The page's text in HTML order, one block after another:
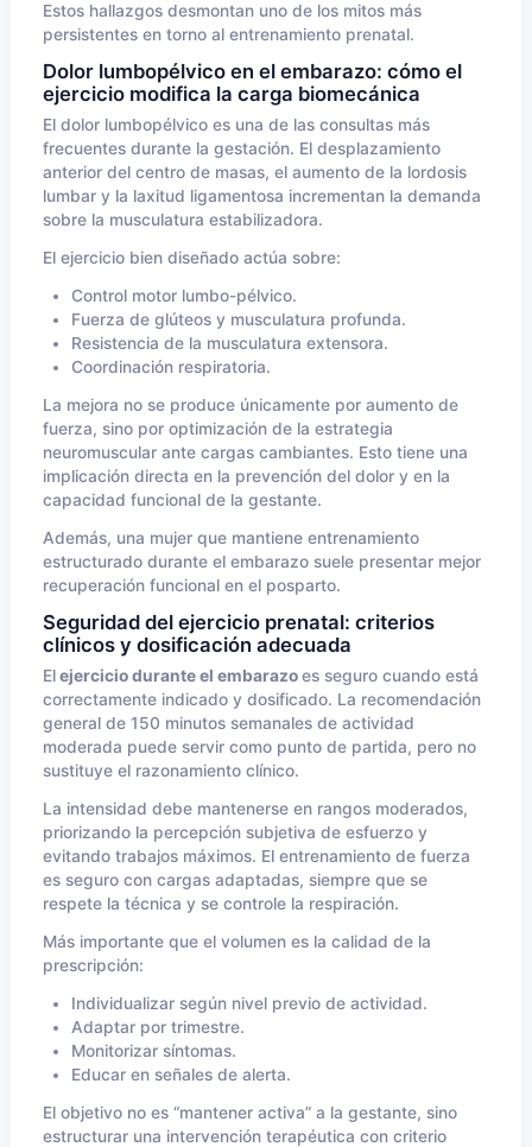
Estos hallazgos desmontan uno de los mitos más
persistentes en torno al entrenamiento prenatal.
Dolor lumbopélvico en el embarazo: cómo el
ejercicio modifica la carga biomecánica
El dolor lumbopélvico es una de las consultas más
frecuentes durante la gestación. El desplazamiento
anterior del centro de masas, el aumento de la lordosis
lumbar y la laxitud ligamentosa incrementan la demanda
sobre la musculatura estabilizadora.
El ejercicio bien diseñado actúa sobre:
Control motor lumbo-pélvico.
Fuerza de glúteos y musculatura profunda.
Resistencia de la musculatura extensora.
Coordinación respiratoria.
La mejora no se produce únicamente por aumento de
fuerza, sino por optimización de la estrategia
neuromuscular ante cargas cambiantes. Esto tiene una
implicación directa en la prevención del dolor y en la
capacidad funcional de la gestante.
Además, una mujer que mantiene entrenamiento
estructurado durante el embarazo suele presentar mejor
recuperación funcional en el posparto.
Seguridad del ejercicio prenatal: criterios
clínicos y dosificación adecuada
Elejercicio durante el embarazoes seguro cuando está
correctamente indicado y dosificado. La recomendación
general de 150 minutos semanales de actividad
moderada puede servir como punto de partida, pero no
sustituye el razonamiento clínico.
La intensidad debe mantenerse en rangos moderados,
priorizando la percepción subjetiva de esfuerzo y
evitando trabajos máximos. El entrenamiento de fuerza
es seguro con cargas adaptadas, siempre que se
respete la técnica y se controle la respiración.
Más importante que el volumen es la calidad de la
prescripción:
Individualizar según nivel previo de actividad.
Adaptar por trimestre.
Monitorizar síntomas.
Educar en señales de alerta.
El objetivo no es “mantener activa” a la gestante, sino
estructurar una intervención terapéutica con criterio